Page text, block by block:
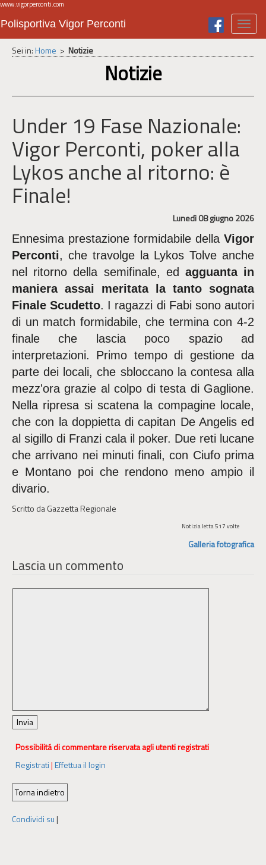
www.vigorperconti.com
Polisportiva Vigor Perconti
Sei in:Home > Notizie
Notizie
Under 19 Fase Nazionale:
Vigor Perconti, poker alla
Lykos anche al ritorno: è
Finale!
Lunedì 08 giugno 2026
Ennesima prestazione formidabile della Vigor
Perconti, che travolge la Lykos Tolve anche
nel ritorno della semifinale, ed agguanta in
maniera assai meritata la tanto sognata
Finale Scudetto. I ragazzi di Fabi sono autori
di un match formidabile, che termina con 4-2
finale che lascia poco spazio ad
interpretazioni. Primo tempo di gestione da
parte dei locali, che sbloccano la contesa alla
mezz'ora grazie al colpo di testa di Gaglione.
Nella ripresa si scatena la compagine locale,
che con la doppietta di capitan De Angelis ed
al sigillo di Franzi cala il poker. Due reti lucane
che arrivano nei minuti finali, con Ciufo prima
e Montano poi che rendono meno ampio il
divario.
Scritto da Gazzetta Regionale
Notizia letta 517 volte
Galleria fotografica
Lascia un commento
Possibilitá di commentare riservata agli utenti registrati
Registrati|Effettua il login
Condividi su|